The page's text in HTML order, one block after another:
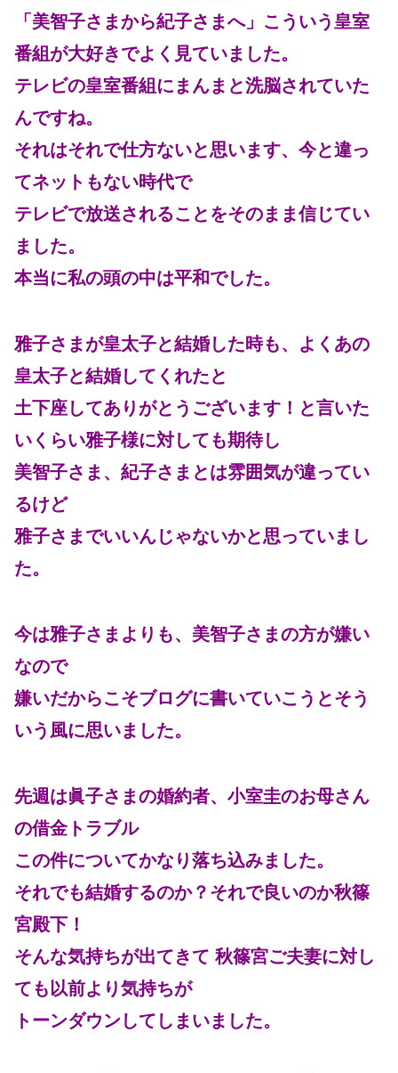
「美智子さまから紀子さまへ」こういう皇室
番組が大好きでよく見ていました。
テレビの皇室番組にまんまと洗脳されていた
んですね。
それはそれで仕方ないと思います、今と違っ
てネットもない時代で
テレビで放送されることをそのまま信じてい
ました。
本当に私の頭の中は平和でした。
雅子さまが皇太子と結婚した時も、よくあの
皇太子と結婚してくれたと
土下座してありがとうございます！と言いた
いくらい雅子様に対しても期待し
美智子さま、紀子さまとは雰囲気が違ってい
るけど
雅子さまでいいんじゃないかと思っていまし
た。
今は雅子さまよりも、美智子さまの方が嫌い
なので
嫌いだからこそブログに書いていこうとそう
いう風に思いました。
先週は眞子さまの婚約者、小室圭のお母さん
の借金トラブル
この件についてかなり落ち込みました。
それでも結婚するのか？それで良いのか秋篠
宮殿下！
そんな気持ちが出てきて 秋篠宮ご夫妻に対し
ても以前より気持ちが
トーンダウンしてしまいました。